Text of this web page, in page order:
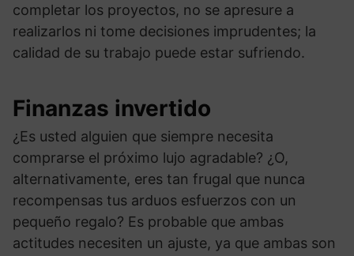
completar los proyectos, no se apresure a
realizarlos ni tome decisiones imprudentes; la
calidad de su trabajo puede estar sufriendo.
Finanzas invertido
¿Es usted alguien que siempre necesita
comprarse el próximo lujo agradable? ¿O,
alternativamente, eres tan frugal que nunca
recompensas tus arduos esfuerzos con un
pequeño regalo? Es probable que ambas
actitudes necesiten un ajuste, ya que ambas son